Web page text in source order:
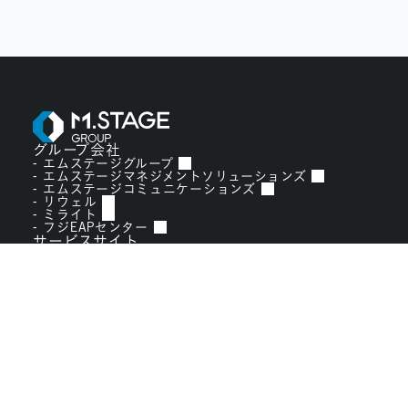
グループ会社
エムステージグループ
エムステージマネジメントソリューションズ
エムステージコミュニケーションズ
リウェル
ミライト
フジEAPセンター
サービスサイト